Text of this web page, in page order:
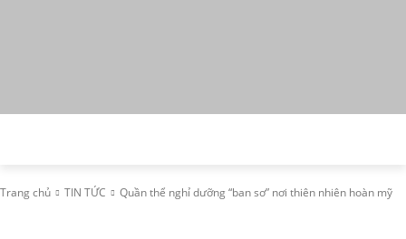
Trang chủ TIN TỨC Quần thể nghỉ dưỡng “ban sơ” nơi thiên nhiên hoàn mỹ